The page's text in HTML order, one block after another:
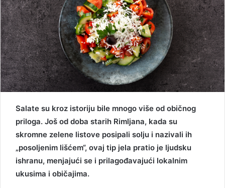
Salate su kroz istoriju bile mnogo više od običnog
priloga. Još od doba starih Rimljana, kada su
skromne zelene listove posipali solju i nazivali ih
„posoljenim lišćem“, ovaj tip jela pratio je ljudsku
ishranu, menjajući se i prilagođavajući lokalnim
ukusima i običajima.